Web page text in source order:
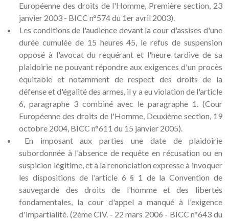
Européenne des droits de l'Homme, Première section, 23
janvier 2003 - BICC n°574 du 1er avril 2003).
Les conditions de l'audience devant la cour d'assises d'une
durée cumulée de 15 heures 45, le refus de suspension
opposé à l'avocat du requérant et l'heure tardive de sa
plaidoirie ne pouvant répondre aux exigences d'un procès
équitable et notamment de respect des droits de la
défense et d'égalité des armes, il y a eu violation de l'article
6, paragraphe 3 combiné avec le paragraphe 1. (Cour
Européenne des droits de l'Homme, Deuxième section, 19
octobre 2004, BICC n°611 du 15 janvier 2005).
En imposant aux parties une date de plaidoirie
subordonnée à l'absence de requête en récusation ou en
suspicion légitime, et à la renonciation expresse à invoquer
les dispositions de l'article 6 § 1 de la Convention de
sauvegarde des droits de l'homme et des libertés
fondamentales, la cour d'appel a manqué à l'exigence
d'impartialité. (2ème CIV. - 22 mars 2006 - BICC n°643 du